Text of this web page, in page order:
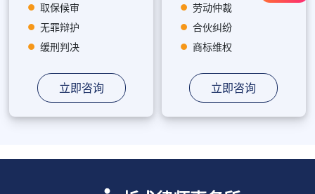
取保候审
无罪辩护
缓刑判决
立即咨询
劳动仲裁
合伙纠纷
商标维权
立即咨询